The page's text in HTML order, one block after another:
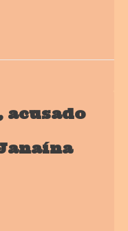
acusado